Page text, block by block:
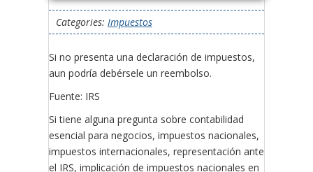
Categories: Impuestos
Si no presenta una declaración de impuestos,
aun podría debérsele un reembolso.
Fuente: IRS
Si tiene alguna pregunta sobre contabilidad
esencial para negocios, impuestos nacionales,
impuestos internacionales, representación ante
el IRS, implicación de impuestos nacionales en